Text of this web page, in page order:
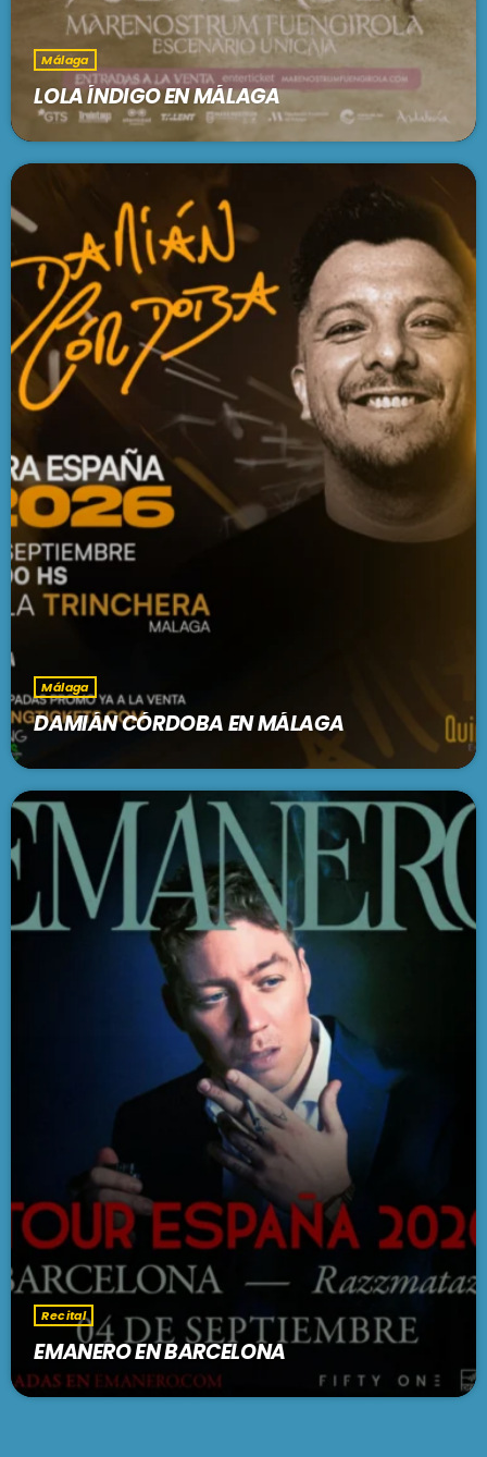
Málaga
LOLA ÍNDIGO EN MÁLAGA
Málaga
DAMIÁN CÓRDOBA EN MÁLAGA
Recital
EMANERO EN BARCELONA